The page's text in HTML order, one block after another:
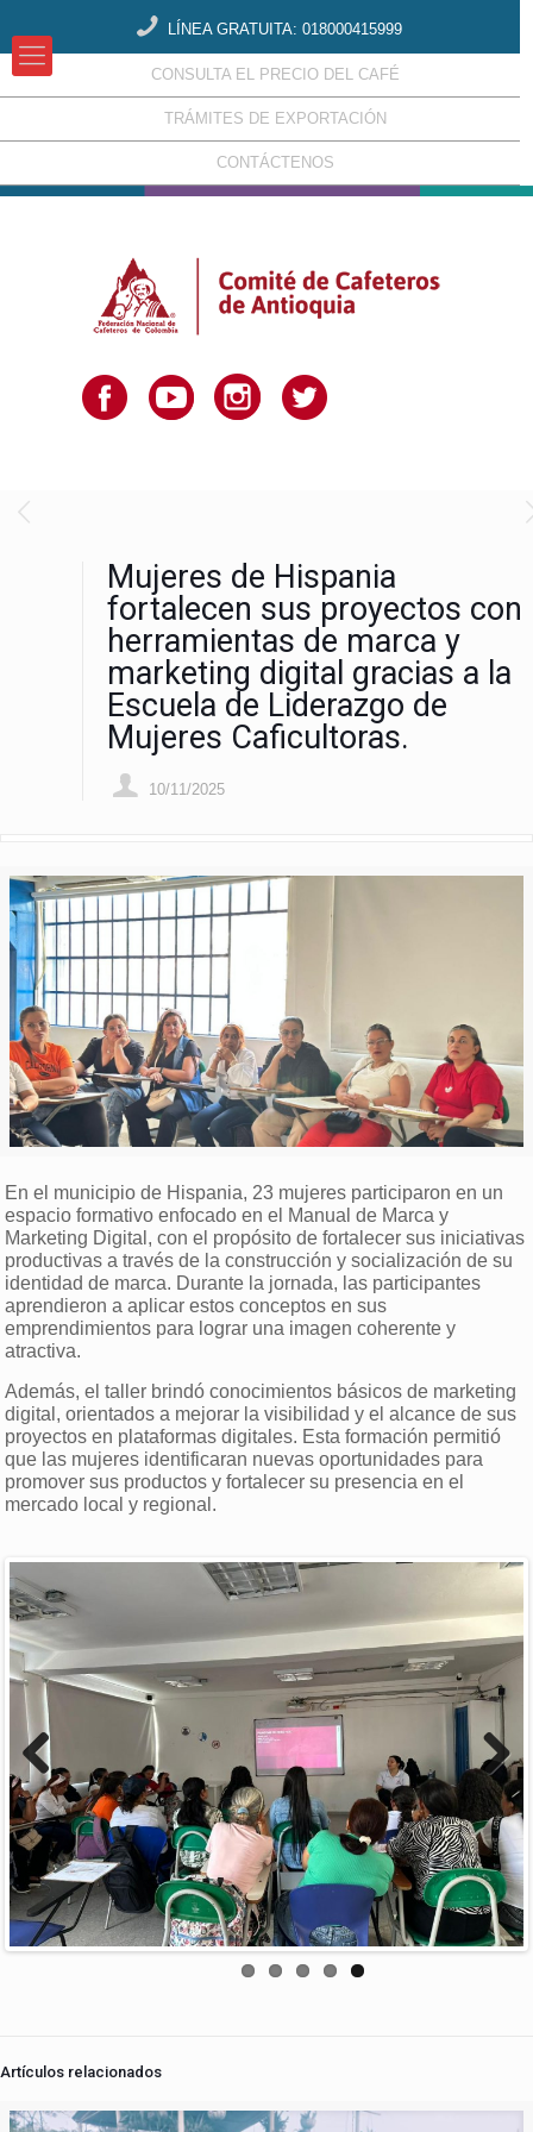
LÍNEA GRATUITA: 018000415999
CONSULTA EL PRECIO DEL CAFÉ
TRÁMITES DE EXPORTACIÓN
CONTÁCTENOS
Mujeres de Hispania
fortalecen sus proyectos con
herramientas de marca y
marketing digital gracias a la
Escuela de Liderazgo de
Mujeres Caficultoras.
10/11/2025
En el municipio de Hispania, 23 mujeres participaron en un
espacio formativo enfocado en el Manual de Marca y
Marketing Digital, con el propósito de fortalecer sus iniciativas
productivas a través de la construcción y socialización de su
identidad de marca. Durante la jornada, las participantes
aprendieron a aplicar estos conceptos en sus
emprendimientos para lograr una imagen coherente y
atractiva.
Además, el taller brindó conocimientos básicos de marketing
digital, orientados a mejorar la visibilidad y el alcance de sus
proyectos en plataformas digitales. Esta formación permitió
que las mujeres identificaran nuevas oportunidades para
promover sus productos y fortalecer su presencia en el
mercado local y regional.
Previous Next
Artículos relacionados